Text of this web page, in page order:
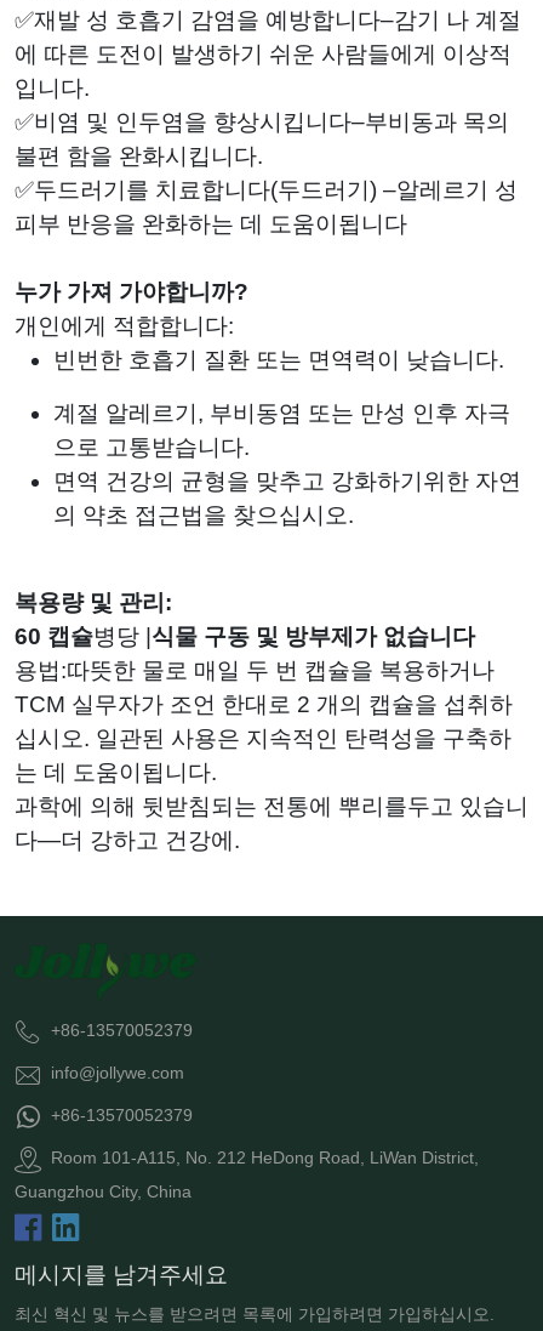
✅재발 성 호흡기 감염을 예방합니다–감기 나 계절
에 따른 도전이 발생하기 쉬운 사람들에게 이상적
입니다.
✅비염 및 인두염을 향상시킵니다–부비동과 목의
불편 함을 완화시킵니다.
✅두드러기를 치료합니다(두드러기) –알레르기 성
피부 반응을 완화하는 데 도움이됩니다
누가 가져 가야합니까?
개인에게 적합합니다:
빈번한 호흡기 질환 또는 면역력이 낮습니다.
계절 알레르기, 부비동염 또는 만성 인후 자극
으로 고통받습니다.
면역 건강의 균형을 맞추고 강화하기위한 자연
의 약초 접근법을 찾으십시오.
복용량 및 관리:
60 캡슐병당 |식물 구동 및 방부제가 없습니다
용법:따뜻한 물로 매일 두 번 캡슐을 복용하거나
TCM 실무자가 조언 한대로 2 개의 캡슐을 섭취하
십시오. 일관된 사용은 지속적인 탄력성을 구축하
는 데 도움이됩니다.
과학에 의해 뒷받침되는 전통에 뿌리를두고 있습니
다—더 강하고 건강에.
+86-13570052379
info@jollywe.com
+86-13570052379
Room 101-A115, No. 212 HeDong Road, LiWan District,
Guangzhou City, China
메시지를 남겨주세요
최신 혁신 및 뉴스를 받으려면 목록에 가입하려면 가입하십시오.